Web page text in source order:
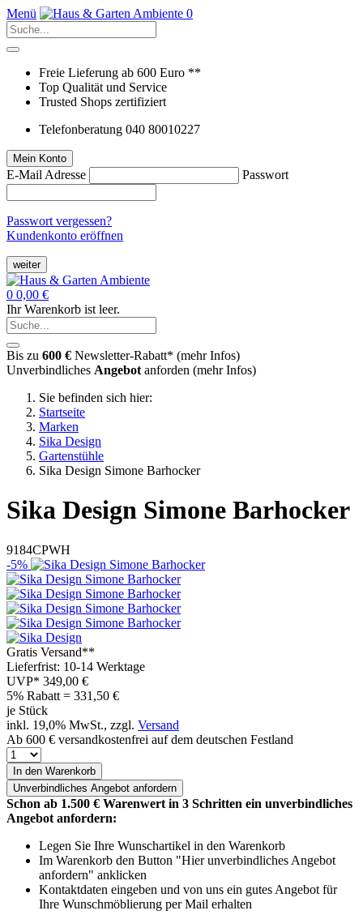
Menü 0
Freie Lieferung ab 600 Euro **
Top Qualität und Service
Trusted Shops zertifiziert
Telefonberatung 040 80010227
Mein Konto
E-Mail Adresse Passwort
Passwort vergessen?
Kundenkonto eröffnen
weiter
0 0,00 €
Ihr Warenkorb ist leer.
Bis zu 600 € Newsletter-Rabatt* (mehr Infos)
Unverbindliches Angebot anforden (mehr Infos)
Sie befinden sich hier:
Startseite
Marken
Sika Design
Gartenstühle
Sika Design Simone Barhocker
Sika Design Simone Barhocker
9184CPWH
-5%
Gratis Versand**
Lieferfrist: 10-14 Werktage
UVP* 349,00 €
5% Rabatt = 331,50 €
je Stück
inkl. 19,0% MwSt., zzgl. Versand
Ab 600 € versandkostenfrei auf dem deutschen Festland
In den Warenkorb
Unverbindliches Angebot anfordern
Schon ab 1.500 € Warenwert in 3 Schritten ein unverbindliches
Angebot anfordern:
Legen Sie Ihre Wunschartikel in den Warenkorb
Im Warenkorb den Button "Hier unverbindliches Angebot
anfordern" anklicken
Kontaktdaten eingeben und von uns ein gutes Angebot für
Ihre Wunschmöblierung per Mail erhalten